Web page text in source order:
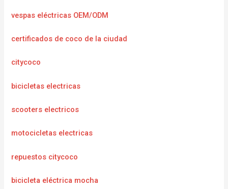
vespas eléctricas OEM/ODM
certificados de coco de la ciudad
citycoco
bicicletas electricas
scooters electricos
motocicletas electricas
repuestos citycoco
bicicleta eléctrica mocha